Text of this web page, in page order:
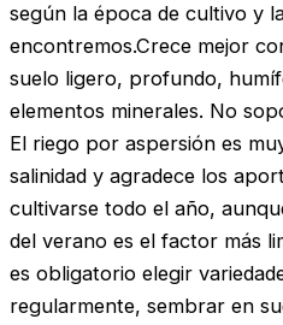
según la época de cultivo y
encontremos.Crece mejor
suelo ligero, profundo,
elementos minerales. No
El riego por aspersión es
salinidad y agradece los
cultivarse todo el año,
del verano es el factor más
es obligatorio elegir
regularmente, sembrar en